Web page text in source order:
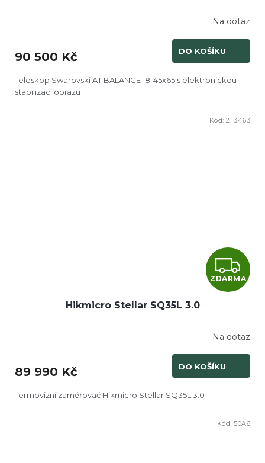
Na dotaz
90 500 Kč DO KOŠÍKU
Teleskop Swarovski AT BALANCE 18-45x65 s elektronickou
stabilizací obrazu
Z
D
R
M
ZDARMA
Hikmicro Stellar SQ35L 3.0
Na dotaz
89 990 Kč DO KOŠÍKU
Termovizní zaměřovač Hikmicro Stellar SQ35L 3.0
Kód: 2_3463
Kód: 50A6